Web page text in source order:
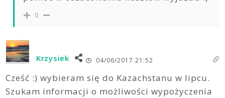
0
Krzysiek 04/06/2017 21:52
Cześć :) wybieram się do Kazachstanu w lipcu.
Szukam informacji o możliwości wypożyczenia